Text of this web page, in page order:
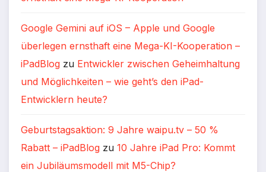
Google Gemini auf iOS – Apple und Google
überlegen ernsthaft eine Mega-KI-Kooperation –
iPadBlog zu Entwickler zwischen Geheimhaltung
und Möglichkeiten – wie geht’s den iPad-
Entwicklern heute?
Geburtstagsaktion: 9 Jahre waipu.tv – 50 %
Rabatt – iPadBlog zu 10 Jahre iPad Pro: Kommt
ein Jubiläumsmodell mit M5-Chip?